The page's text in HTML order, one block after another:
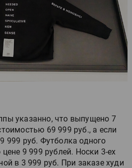
указанно, что выпущено 7
69 999 руб., а если
999 руб. Футболка одного
9 999 рублей. Носки 3-ех
в 3 999 руб. При заказе худи